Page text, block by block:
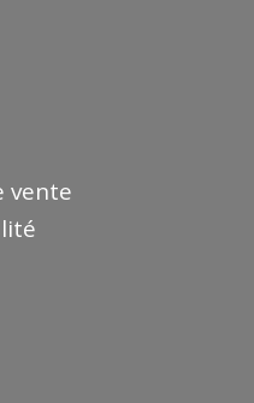
vente